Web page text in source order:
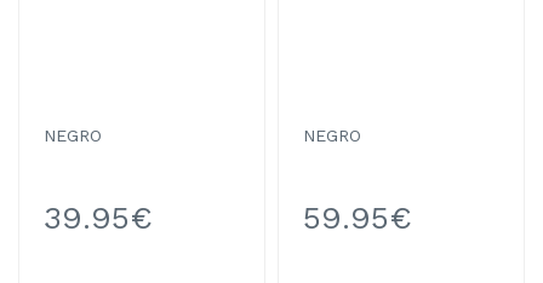
NEGRO
39.95€
NEGRO
59.95€